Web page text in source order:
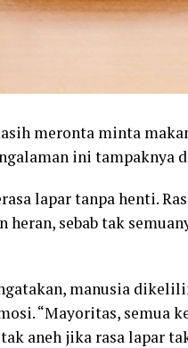
meronta minta
ini tampaknya
lapar tanpa henti.
heran, sebab tak
manusia
“Mayoritas, semua
aneh jika rasa lapar